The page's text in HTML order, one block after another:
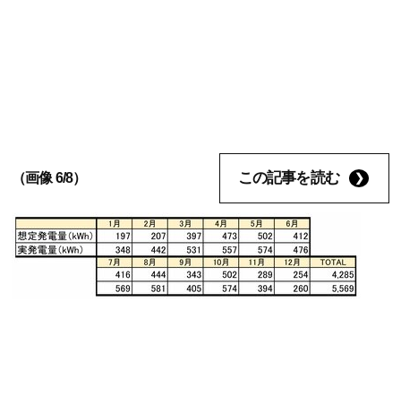
（画像 6/8） この記事を読む